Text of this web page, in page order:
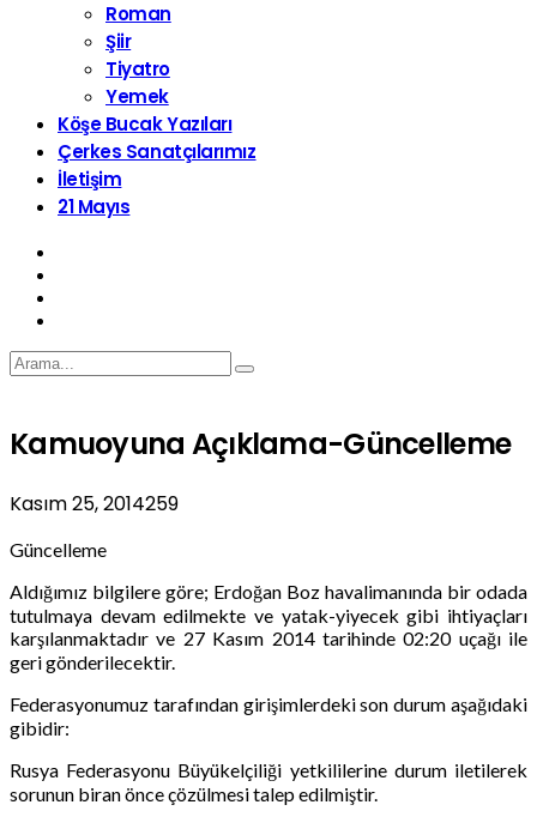
Roman
Şiir
Tiyatro
Yemek
Köşe Bucak Yazıları
Çerkes Sanatçılarımız
İletişim
21 Mayıs
Kamuoyuna Açıklama-Güncelleme
Kasım 25, 2014259
Güncelleme
Aldığımız bilgilere göre; Erdoğan Boz havalimanında bir odada
tutulmaya devam edilmekte ve yatak-yiyecek gibi ihtiyaçları
karşılanmaktadır ve 27 Kasım 2014 tarihinde 02:20 uçağı ile
geri gönderilecektir.
Federasyonumuz tarafından girişimlerdeki son durum aşağıdaki
gibidir:
Rusya Federasyonu Büyükelçiliği yetkililerine durum iletilerek
sorunun biran önce çözülmesi talep edilmiştir.